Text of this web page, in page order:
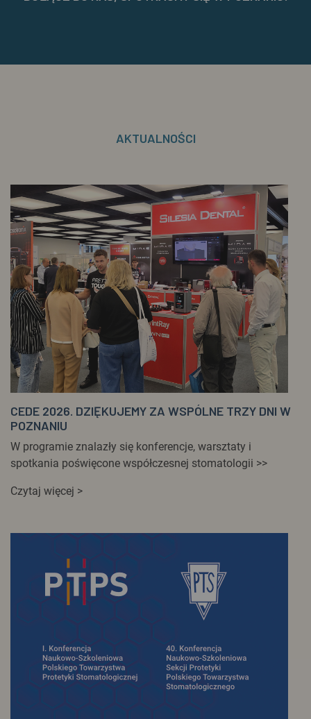
AKTUALNOŚCI
CEDE 2026. DZIĘKUJEMY ZA WSPÓLNE TRZY DNI W
POZNANIU
W programie znalazły się konferencje, warsztaty i
spotkania poświęcone współczesnej stomatologii >>
Czytaj więcej >